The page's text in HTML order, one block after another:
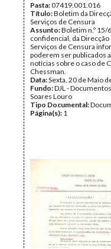
Pasta:07419.001.016
Título:Boletim da
Serviços de Censura
Assunto:Boletim n.º 15/
confidencial, da Direcção
Serviços de Censura
poderem ser publicados
notícias sobre o caso de
Chessman.
Data:Sexta, 20 de Maio
Fundo:DJL -
Soares Louro
Tipo Documental:
Página(s): 1